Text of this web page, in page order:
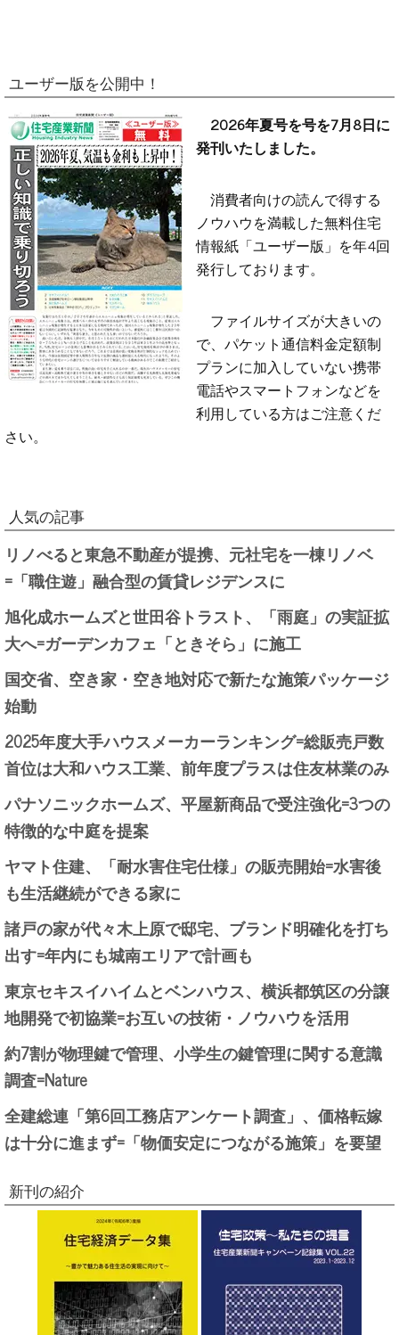
ユーザー版を公開中！
2026年夏号を号を7月8日に
発刊いたしました。
消費者向けの読んで得する
ノウハウを満載した無料住宅
情報紙「ユーザー版」を年4回
発行しております。
ファイルサイズが大きいの
で、パケット通信料金定額制
プランに加入していない携帯
電話やスマートフォンなどを
利用している方はご注意くだ
さい。
人気の記事
リノべると東急不動産が提携、元社宅を一棟リノベ
=「職住遊」融合型の賃貸レジデンスに
旭化成ホームズと世田谷トラスト、「雨庭」の実証拡
大へ=ガーデンカフェ「ときそら」に施工
国交省、空き家・空き地対応で新たな施策パッケージ
始動
2025年度大手ハウスメーカーランキング=総販売戸数
首位は大和ハウス工業、前年度プラスは住友林業のみ
パナソニックホームズ、平屋新商品で受注強化=3つの
特徴的な中庭を提案
ヤマト住建、「耐水害住宅仕様」の販売開始=水害後
も生活継続ができる家に
諸戸の家が代々木上原で邸宅、ブランド明確化を打ち
出す=年内にも城南エリアで計画も
東京セキスイハイムとベンハウス、横浜都筑区の分譲
地開発で初協業=お互いの技術・ノウハウを活用
約7割が物理鍵で管理、小学生の鍵管理に関する意識
調査=Nature
全建総連「第6回工務店アンケート調査」、価格転嫁
は十分に進まず=「物価安定につながる施策」を要望
新刊の紹介